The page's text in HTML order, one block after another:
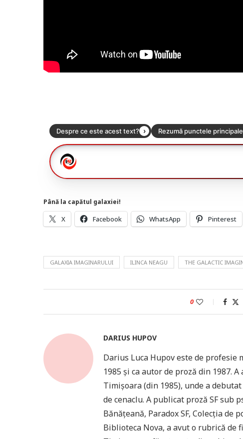
Până la capătul galaxiei!
X Facebook WhatsApp Pinterest
GALAXIA IMAGINARULUI ILINCA NEAGU THE GALACTIC
0
DARIUS HUPOV
Darius Luca Hupov este de profesie
1985 și ca autor de proză din 1987.
Timișoara (din 1985), unde a
de cenaclu. A publicat proză SF sub
Bănățeană, Paradox SF, Colecția de
Biblioteca Nova, a avut o rubrică de